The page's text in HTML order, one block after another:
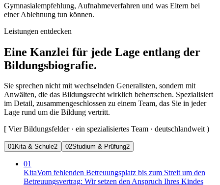
Gymnasialempfehlung, Aufnahmeverfahren und was Eltern bei
einer Ablehnung tun können.
Leistungen entdecken
Eine Kanzlei für jede Lage entlang der
Bildungsbiografie.
Sie sprechen nicht mit wechselnden Generalisten, sondern mit
Anwälten, die das Bildungsrecht wirklich beherrschen. Spezialisiert
im Detail, zusammengeschlossen zu einem Team, das Sie in jeder
Lage rund um die Bildung vertritt.
[ Vier Bildungsfelder · ein spezialisiertes Team · deutschlandweit)
01Kita & Schule2 02Studium & Prüfung2
01
KitaVom fehlenden Betreuungsplatz bis zum Streit um den
Betreuungsvertrag: Wir setzen den Anspruch Ihres Kindes